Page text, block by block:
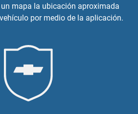
mapa la ubicación aproximada
por medio de la aplicación.